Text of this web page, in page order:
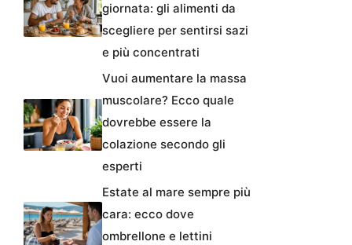
giornata: gli alimenti da
scegliere per sentirsi sazi
e più concentrati
Vuoi aumentare la massa
muscolare? Ecco quale
dovrebbe essere la
colazione secondo gli
esperti
Estate al mare sempre più
cara: ecco dove
ombrellone e lettini